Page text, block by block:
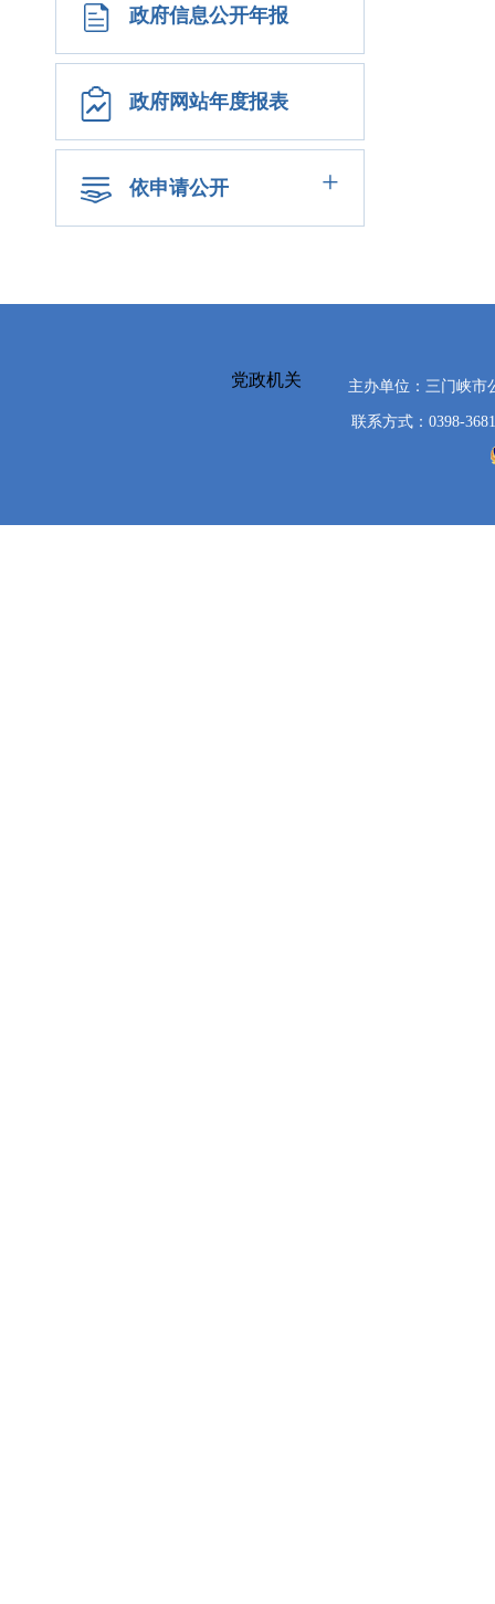
政府信息公开年报
政府网站年度报表
依申请公开 +
党政机关 主办单位：三门峡
联系方式：0398-